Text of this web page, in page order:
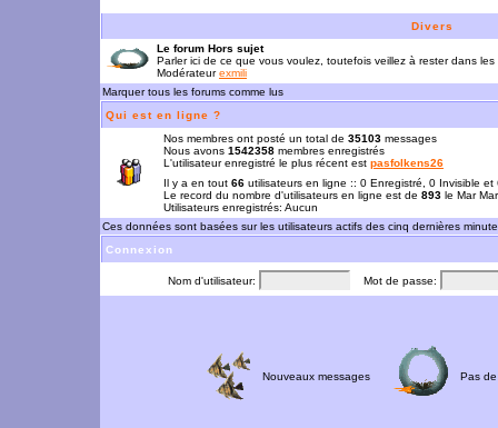
Divers
Le forum Hors sujet
Parler ici de ce que vous voulez, toutefois veillez à rester dans les
Modérateurexmili
Marquer tous les forums comme lus
Qui est en ligne ?
Nos membres ont posté un total de 35103 messages
Nous avons 1542358 membres enregistrés
L'utilisateur enregistré le plus récent est pasfolkens26
Il y a en tout 66 utilisateurs en ligne :: 0 Enregistré, 0 Invisible
Le record du nombre d'utilisateurs en ligne est de 893 le Mar
Utilisateurs enregistrés: Aucun
Ces données sont basées sur les utilisateurs actifs des cinq dernières
Connexion
Nom d'utilisateur: Mot de passe:
Nouveaux messages Pas